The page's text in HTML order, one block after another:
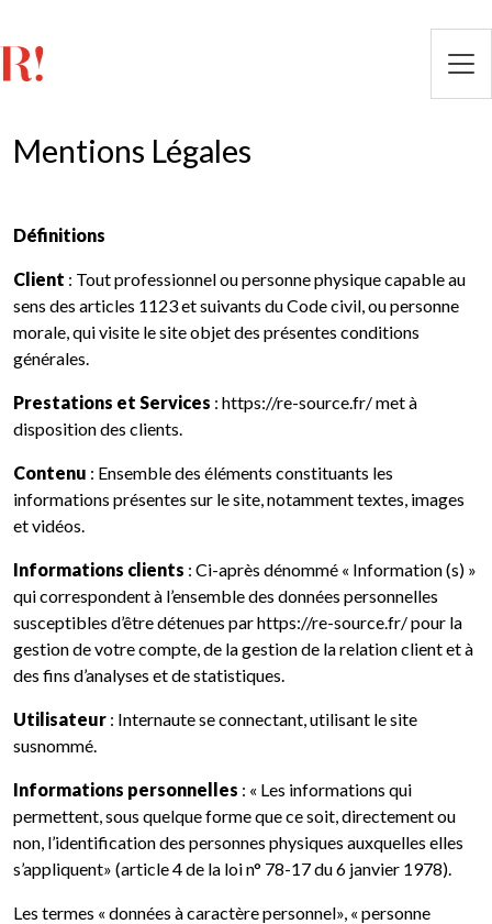
Mentions Légales
Définitions
Client : Tout professionnel ou personne physique capable au
sens des articles 1123 et suivants du Code civil, ou personne
morale, qui visite le site objet des présentes conditions
générales.
Prestations et Services : https://re-source.fr/ met à
disposition des clients.
Contenu : Ensemble des éléments constituants les
informations présentes sur le site, notamment textes, images
et vidéos.
Informations clients : Ci-après dénommé « Information (s) »
qui correspondent à l’ensemble des données personnelles
susceptibles d’être détenues par https://re-source.fr/ pour la
gestion de votre compte, de la gestion de la relation client et à
des fins d’analyses et de statistiques.
Utilisateur : Internaute se connectant, utilisant le site
susnommé.
Informations personnelles : « Les informations qui
permettent, sous quelque forme que ce soit, directement ou
non, l’identification des personnes physiques auxquelles elles
s’appliquent» (article 4 de la loi n° 78-17 du 6 janvier 1978).
Les termes « données à caractère personnel», « personne